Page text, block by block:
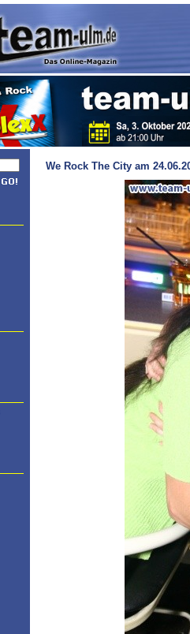
We Rock The City am